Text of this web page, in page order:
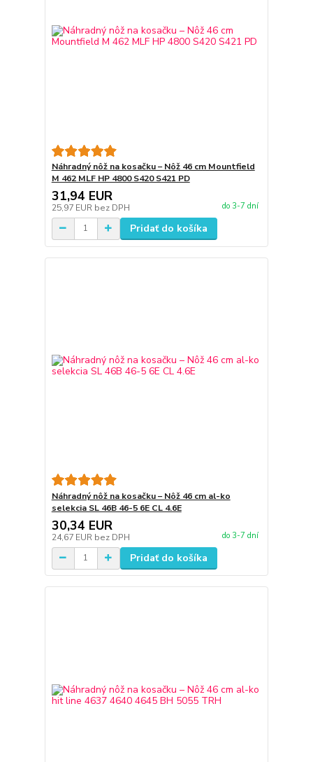
Náhradný nôž na kosačku – Nôž 46 cm Mountfield
M 462 MLF HP 4800 S420 S421 PD
31,94 EUR
25,97 EUR bez DPH do 3-7 dní
Pridať do košíka
Náhradný nôž na kosačku – Nôž 46 cm al-ko
selekcia SL 46B 46-5 6E CL 4.6E
30,34 EUR
24,67 EUR bez DPH do 3-7 dní
Pridať do košíka